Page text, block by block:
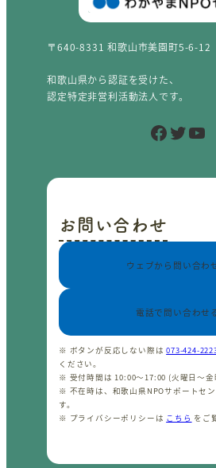
〒640-8331 和歌山市美園町5-6-12
和歌山県から認証を受けた、
認定特定非営利活動法人です。
Facebook Twitter YouTube
お問い合わせ
ウェブから問い合わ
電話で問い合わせ
※ ボタンが反応しない際は073-424-
ください。
※ 受付時間は 10:00〜17:00 (火曜日〜金
※ 不在時は、和歌山県NPOサポートセ
す。
※ プライバシーポリシーは こちら をご